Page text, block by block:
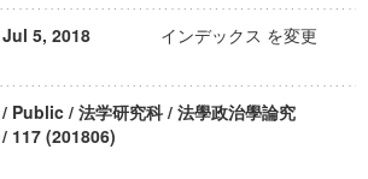
Jul 5, 2018 インデックス を変更
/ Public / 法学研究科 / 法學政治學論究
/ 117 (201806)